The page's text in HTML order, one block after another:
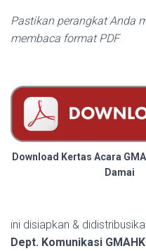
Pastikan perangkat Anda
membaca format PDF
Download Kertas Acara
Damai
ini disiapkan &
Dept. Komunikasi